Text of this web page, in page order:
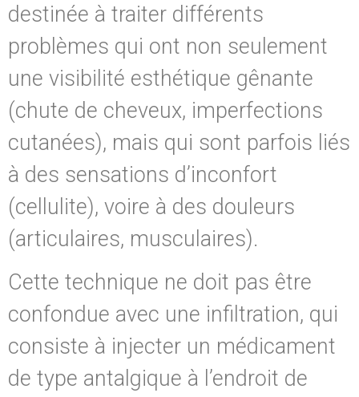
destinée à traiter différents
problèmes qui ont non seulement
une visibilité esthétique gênante
(chute de cheveux, imperfections
cutanées), mais qui sont parfois liés
à des sensations d’inconfort
(cellulite), voire à des douleurs
(articulaires, musculaires).
Cette technique ne doit pas être
confondue avec une infiltration, qui
consiste à injecter un médicament
de type antalgique à l’endroit de